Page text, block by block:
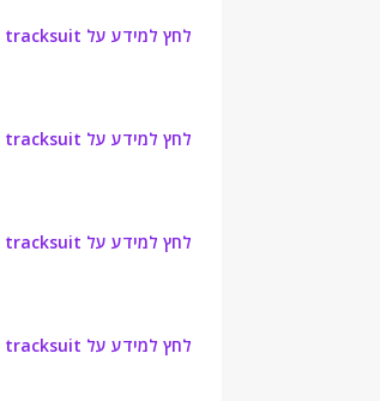
לחץ למידע על tracksuit
לחץ למידע על tracksuit
לחץ למידע על tracksuit
לחץ למידע על tracksuit